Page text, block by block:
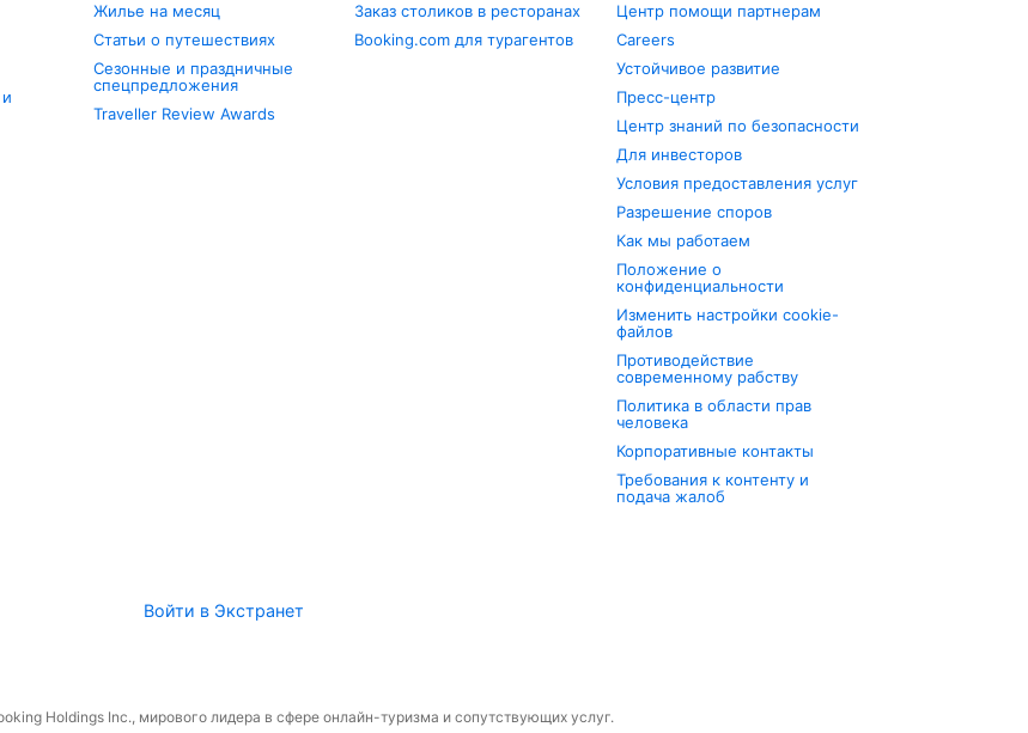
Жилье на месяц
Статьи о путешествиях
Сезонные и праздничные
спецпредложения
Traveller Review Awards
Заказ столиков в ресторанах
Booking.com для турагентов
Центр помощи партнерам
Careers
Устойчивое развитие
Пресс-центр
Центр знаний по безопасности
Для инвесторов
Условия предоставления услуг
Разрешение споров
Как мы работаем
Положение о
конфиденциальности
Изменить настройки cookie-
файлов
Противодействие
современному рабству
Политика в области прав
человека
Корпоративные контакты
Требования к контенту и
подача жалоб
Войти в Экстранет
Holdings Inc., мирового лидера в сфере онлайн-туризма и сопутствующих услуг.